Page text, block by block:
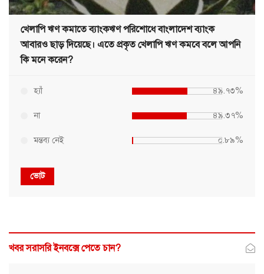
খেলাপি ঋণ কমাতে ব্যাংকঋণ পরিশোধে বাংলাদেশ ব্যাংক
আবারও ছাড় দিয়েছে। এতে প্রকৃত খেলাপি ঋণ কমবে বলে আপনি
কি মনে করেন?
হ্যাঁ ৪৯.৭৩%
না ৪৯.৩৭%
মন্তব্য নেই ০.৮৯%
ভোট
খবর সরাসরি ইনবক্সে পেতে চান?